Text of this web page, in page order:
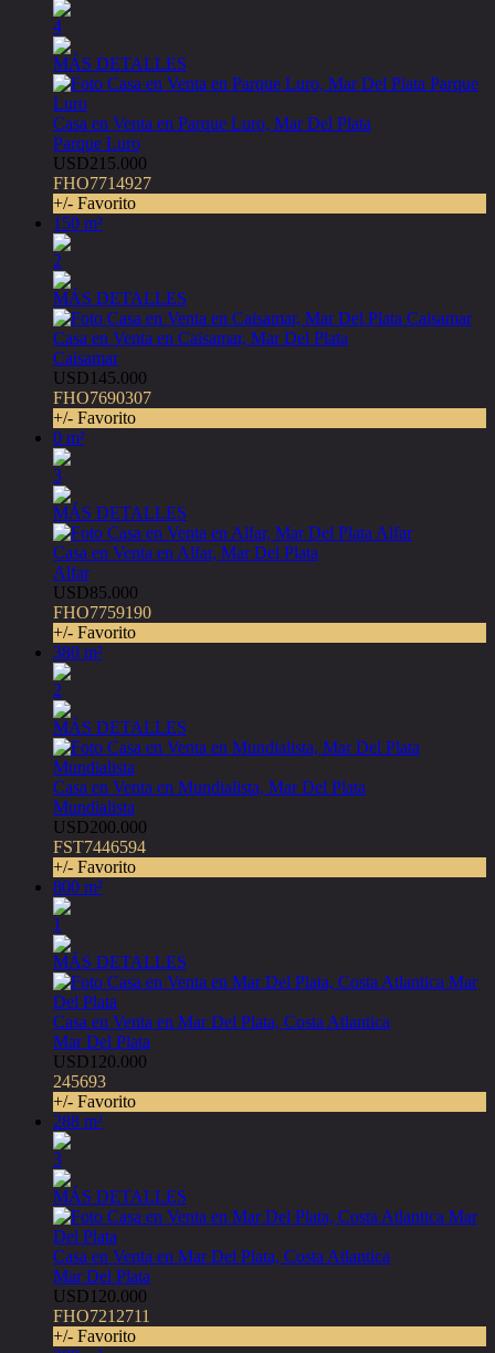
4
MÁS DETALLES
Casa en Venta en Parque Luro, Mar Del Plata
Parque Luro
USD215.000
FHO7714927
+/- Favorito
150 m²
2
MÁS DETALLES
Casa en Venta en Caisamar, Mar Del Plata
Caisamar
USD145.000
FHO7690307
+/- Favorito
0 m²
3
MÁS DETALLES
Casa en Venta en Alfar, Mar Del Plata
Alfar
USD85.000
FHO7759190
+/- Favorito
380 m²
2
MÁS DETALLES
Casa en Venta en Mundialista, Mar Del Plata
Mundialista
USD200.000
FST7446594
+/- Favorito
800 m²
1
MÁS DETALLES
Casa en Venta en Mar Del Plata, Costa Atlantica
Mar Del Plata
USD120.000
245693
+/- Favorito
288 m²
3
MÁS DETALLES
Casa en Venta en Mar Del Plata, Costa Atlantica
Mar Del Plata
USD120.000
FHO7212711
+/- Favorito